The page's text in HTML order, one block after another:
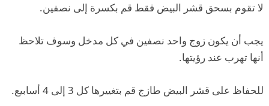
لا تقوم بسحق قشر البيض فقط قم بكسرة إلى نصفين.
يجب أن يكون زوج واحد نصفين في كل مدخل وسوف تلاحظ
أنها تهرب عند رؤيتها.
للحفاظ على قشر البيض طازج قم بتغييرها كل 3 إلى 4 أسابيع.